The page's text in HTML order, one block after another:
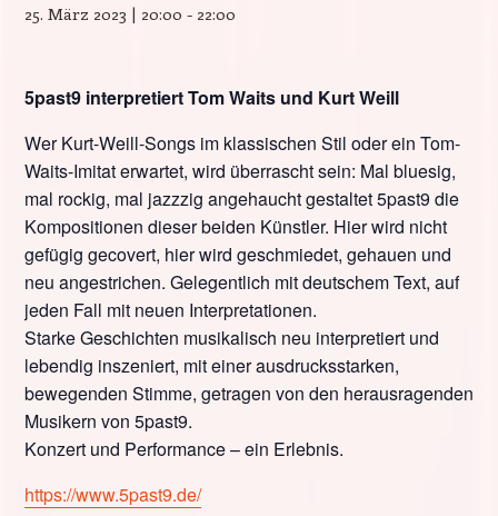
25. März 2023 | 20:00 - 22:00
5past9 interpretiert Tom Waits und Kurt Weill
Wer Kurt-Weill-Songs im klassischen Stil oder ein Tom-
Waits-Imitat erwartet, wird überrascht sein: Mal bluesig,
mal rockig, mal jazzzig angehaucht gestaltet 5past9 die
Kompositionen dieser beiden Künstler. Hier wird nicht
gefügig gecovert, hier wird geschmiedet, gehauen und
neu angestrichen. Gelegentlich mit deutschem Text, auf
jeden Fall mit neuen Interpretationen.
Starke Geschichten musikalisch neu interpretiert und
lebendig inszeniert, mit einer ausdrucksstarken,
bewegenden Stimme, getragen von den herausragenden
Musikern von 5past9.
Konzert und Performance – ein Erlebnis.
https://www.5past9.de/